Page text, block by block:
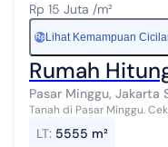
Rp 15 Juta /m²
Rp Lihat Kemampuan
Rumah
Pasar Minggu, Jakarta
Tanah di Pasar Minggu. Cek segera tanah 1 lantai yang nyaman ini,
Anda yang me...
LT: 5555 m²